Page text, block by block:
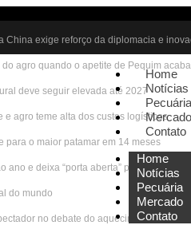
China exige reforço da diplomacia e
do agro quando o apetite de Pequim
deve seguir elevada até 2027
e agro teme alta dos custos logísticos
para o maior patamar em 14 meses
ano e deixa “porta aberta” para próxima
do mundo
no debate do aquecimento
Home
Notícias
Pecuária
Mercado
Contato
Home
Notícias
Pecuária
Mercado
Contato